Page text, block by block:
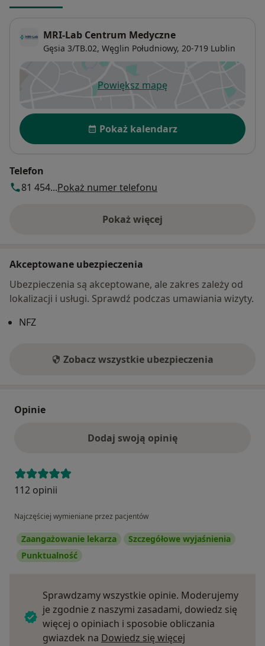
MRI-Lab Centrum Medyczne
Gęsia 3/TB.02, Węglin Południowy, 20-719 Lublin
Powiększ mapęotwiera się w nowej karcie
Dostępność
Pokaż kalendarz
Telefon
81 454...Pokaż numer telefonu
Pokaż więcej
o adresie
Akceptowane ubezpieczenia
Ubezpieczenia są akceptowane, ale zakres zależy od
lokalizacji i usługi. Sprawdź podczas umawiania wizyty.
NFZ
Zobacz wszystkie ubezpieczenia
Opinie
Dodaj swoją opinię
112 opinii
Najczęściej wymieniane przez pacjentów
Zaangażowanie lekarza
Szczegółowe wyjaśnienia
Punktualność
Sprawdzamy wszystkie opinie. Moderujemy
je zgodnie z naszymi zasadami, dowiedz się
więcej o opiniach i sposobie obliczania
gwiazdek na Dowiedz się więcej